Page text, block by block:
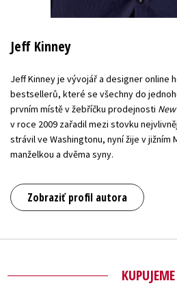
Jeff Kinney
Jeff Kinney je vývojář a designer online
bestsellerů, které se všechny do
prvním místě v žebříčku prodejnosti
v roce 2009 zařadil mezi stovku
strávil ve Washingtonu, nyní žije v jižním
manželkou a dvěma syny.
Zobraziť profil autora